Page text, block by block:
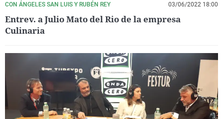
CON ÁNGELES SAN LUIS Y RUBÉN REY 03/06/2022 18:00
Entrev. a Julio Mato del Rio de la empresa
Culinaria